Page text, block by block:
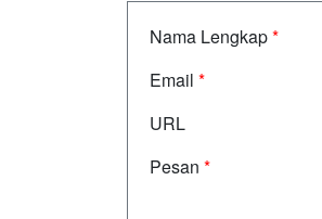
Nama Lengkap*
Email *
URL
Pesan *